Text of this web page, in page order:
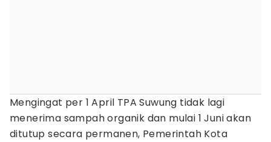
Mengingat per 1 April TPA Suwung tidak lagi
menerima sampah organik dan mulai 1 Juni akan
ditutup secara permanen, Pemerintah Kota